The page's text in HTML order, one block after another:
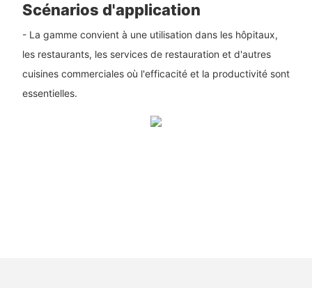
Scénarios d'application
- La gamme convient à une utilisation dans les hôpitaux,
les restaurants, les services de restauration et d'autres
cuisines commerciales où l'efficacité et la productivité sont
essentielles.